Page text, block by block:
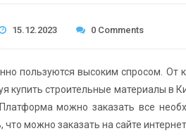
15.12.2023 0 Comments
пользуются высоким спросом. От
купить строительные материалы в
можно заказать все
можно заказать на сайте